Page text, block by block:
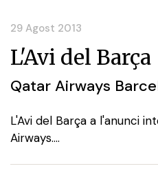
29 Agost 2013
L'Avi del Barça
Qatar Airways
L'Avi del Barça a l'anunci
Airways....